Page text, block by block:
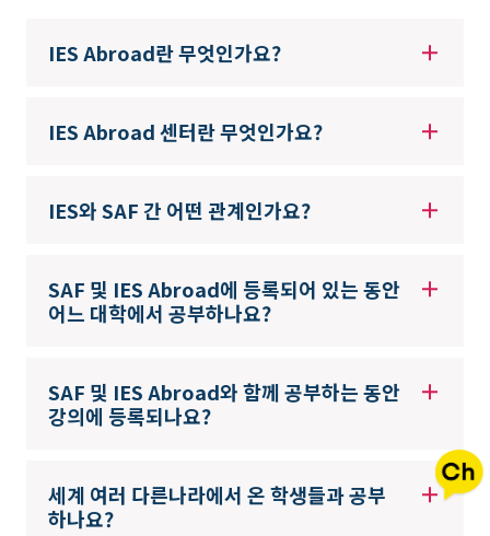
IES Abroad란 무엇인가요?
IES Abroad 센터란 무엇인가요?
IES와 SAF 간 어떤 관계인가요?
SAF 및 IES Abroad에 등록되어 있는 동안
어느 대학에서 공부하나요?
SAF 및 IES Abroad와 함께 공부하는 동안
강의에 등록되나요?
세계 여러 다른나라에서 온 학생들과 공부
하나요?